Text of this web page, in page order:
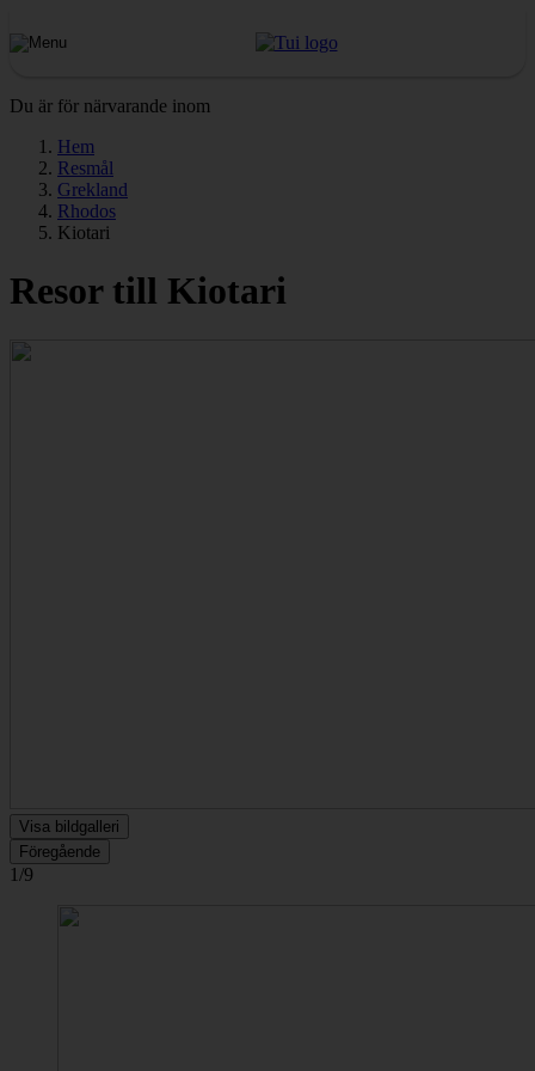
Du är för närvarande inom
Hem
Resmål
Grekland
Rhodos
Kiotari
Resor till Kiotari
Visa bildgalleri
Föregående
1/9